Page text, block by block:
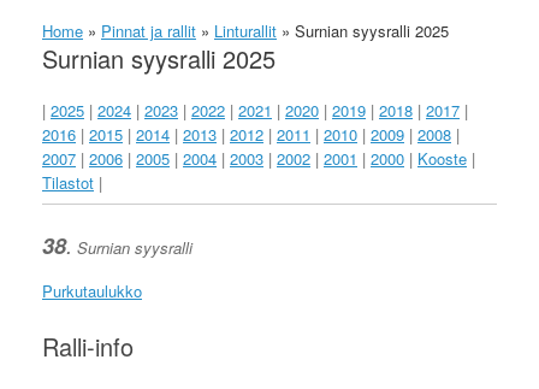
Home » Pinnat ja rallit » Linturallit » Surnian syysralli 2025
Surnian syysralli 2025
| 2025 | 2024 | 2023 | 2022 | 2021 | 2020 | 2019 | 2018 | 2017 |
2016 | 2015 | 2014 | 2013 | 2012 | 2011 | 2010 | 2009 | 2008 |
2007 | 2006 | 2005 | 2004 | 2003 | 2002 | 2001 | 2000 | Kooste |
Tilastot |
38. Surnian syysralli
Purkutaulukko
Ralli-info